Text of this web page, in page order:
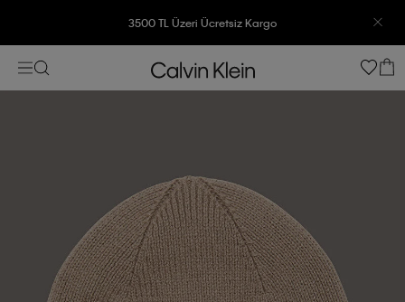
3500 TL Üzeri Ücretsiz Kargo
7500 TL Ve Üzeri Alışverişlerinizde 6 Taksit İmkanı